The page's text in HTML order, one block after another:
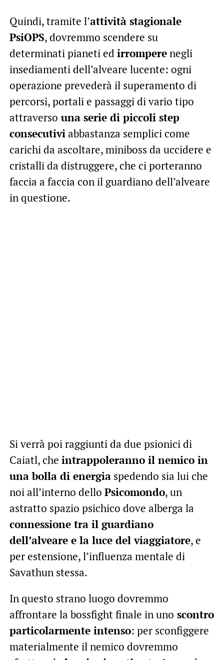
Quindi, tramite l’attività stagionale
PsiOPS, dovremmo scendere su
determinati pianeti ed irromperenegli
insediamenti dell’alveare lucente: ogni
operazione prevederà il superamento di
percorsi, portali e passaggi di vario tipo
attraverso una serie di piccoli step
consecutiviabbastanza semplici come
carichi da ascoltare, miniboss da uccidere e
cristalli da distruggere, che ci porteranno
faccia a faccia con il guardiano dell’alveare
in questione.
Si verrà poi raggiunti da due psionici di
Caiatl, che intrappoleranno il nemico in
una bolla di energiaspedendo sia lui che
noi all’interno dello Psicomondo, un
astratto spazio psichico dove alberga la
connessione tra il guardiano
dell’alveare e la luce del viaggiatore, e
per estensione, l’influenza mentale di
Savathun stessa.
In questo strano luogo dovremmo
affrontare la bossfight finale in uno scontro
particolarmente intenso: per sconfiggere
materialmente il nemico dovremmo